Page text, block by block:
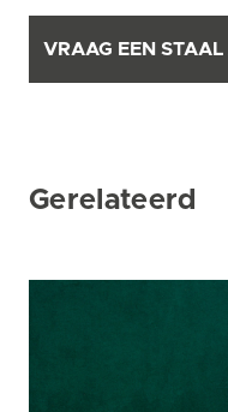
VRAAG EEN STAAL
Gerelateerd